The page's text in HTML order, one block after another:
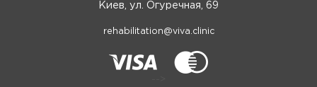
Киев, ул. Огуречная, 69
rehabilitation@viva.clinic